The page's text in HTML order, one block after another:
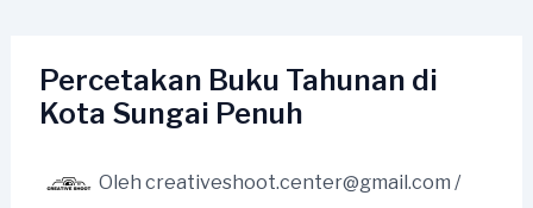
kontenPercetakan Buku Tahunan di
Kota Sungai Penuh
Oleh creativeshoot.center@gmail.com /